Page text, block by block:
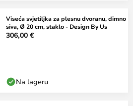
Viseća svjetiljka za plesnu dvoranu, dimno
siva, Ø 20 cm, staklo - Design By Us
306,00 €
Na lageru